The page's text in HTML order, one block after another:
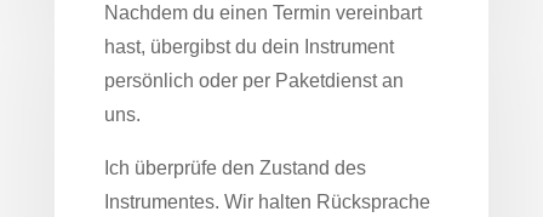
Nachdem du einen Termin vereinbart
hast, übergibst du dein Instrument
persönlich oder per Paketdienst an
uns.
Ich überprüfe den Zustand des
Instrumentes. Wir halten Rücksprache